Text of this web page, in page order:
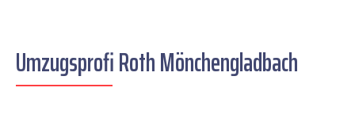
Umzugsprofi Roth Mönchengladbach